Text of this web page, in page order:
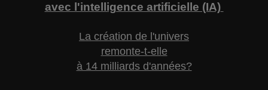
avec l'intelligence artificielle (IA)
La création de l'univers
remonte-t-elle
à 14 milliards d'années?